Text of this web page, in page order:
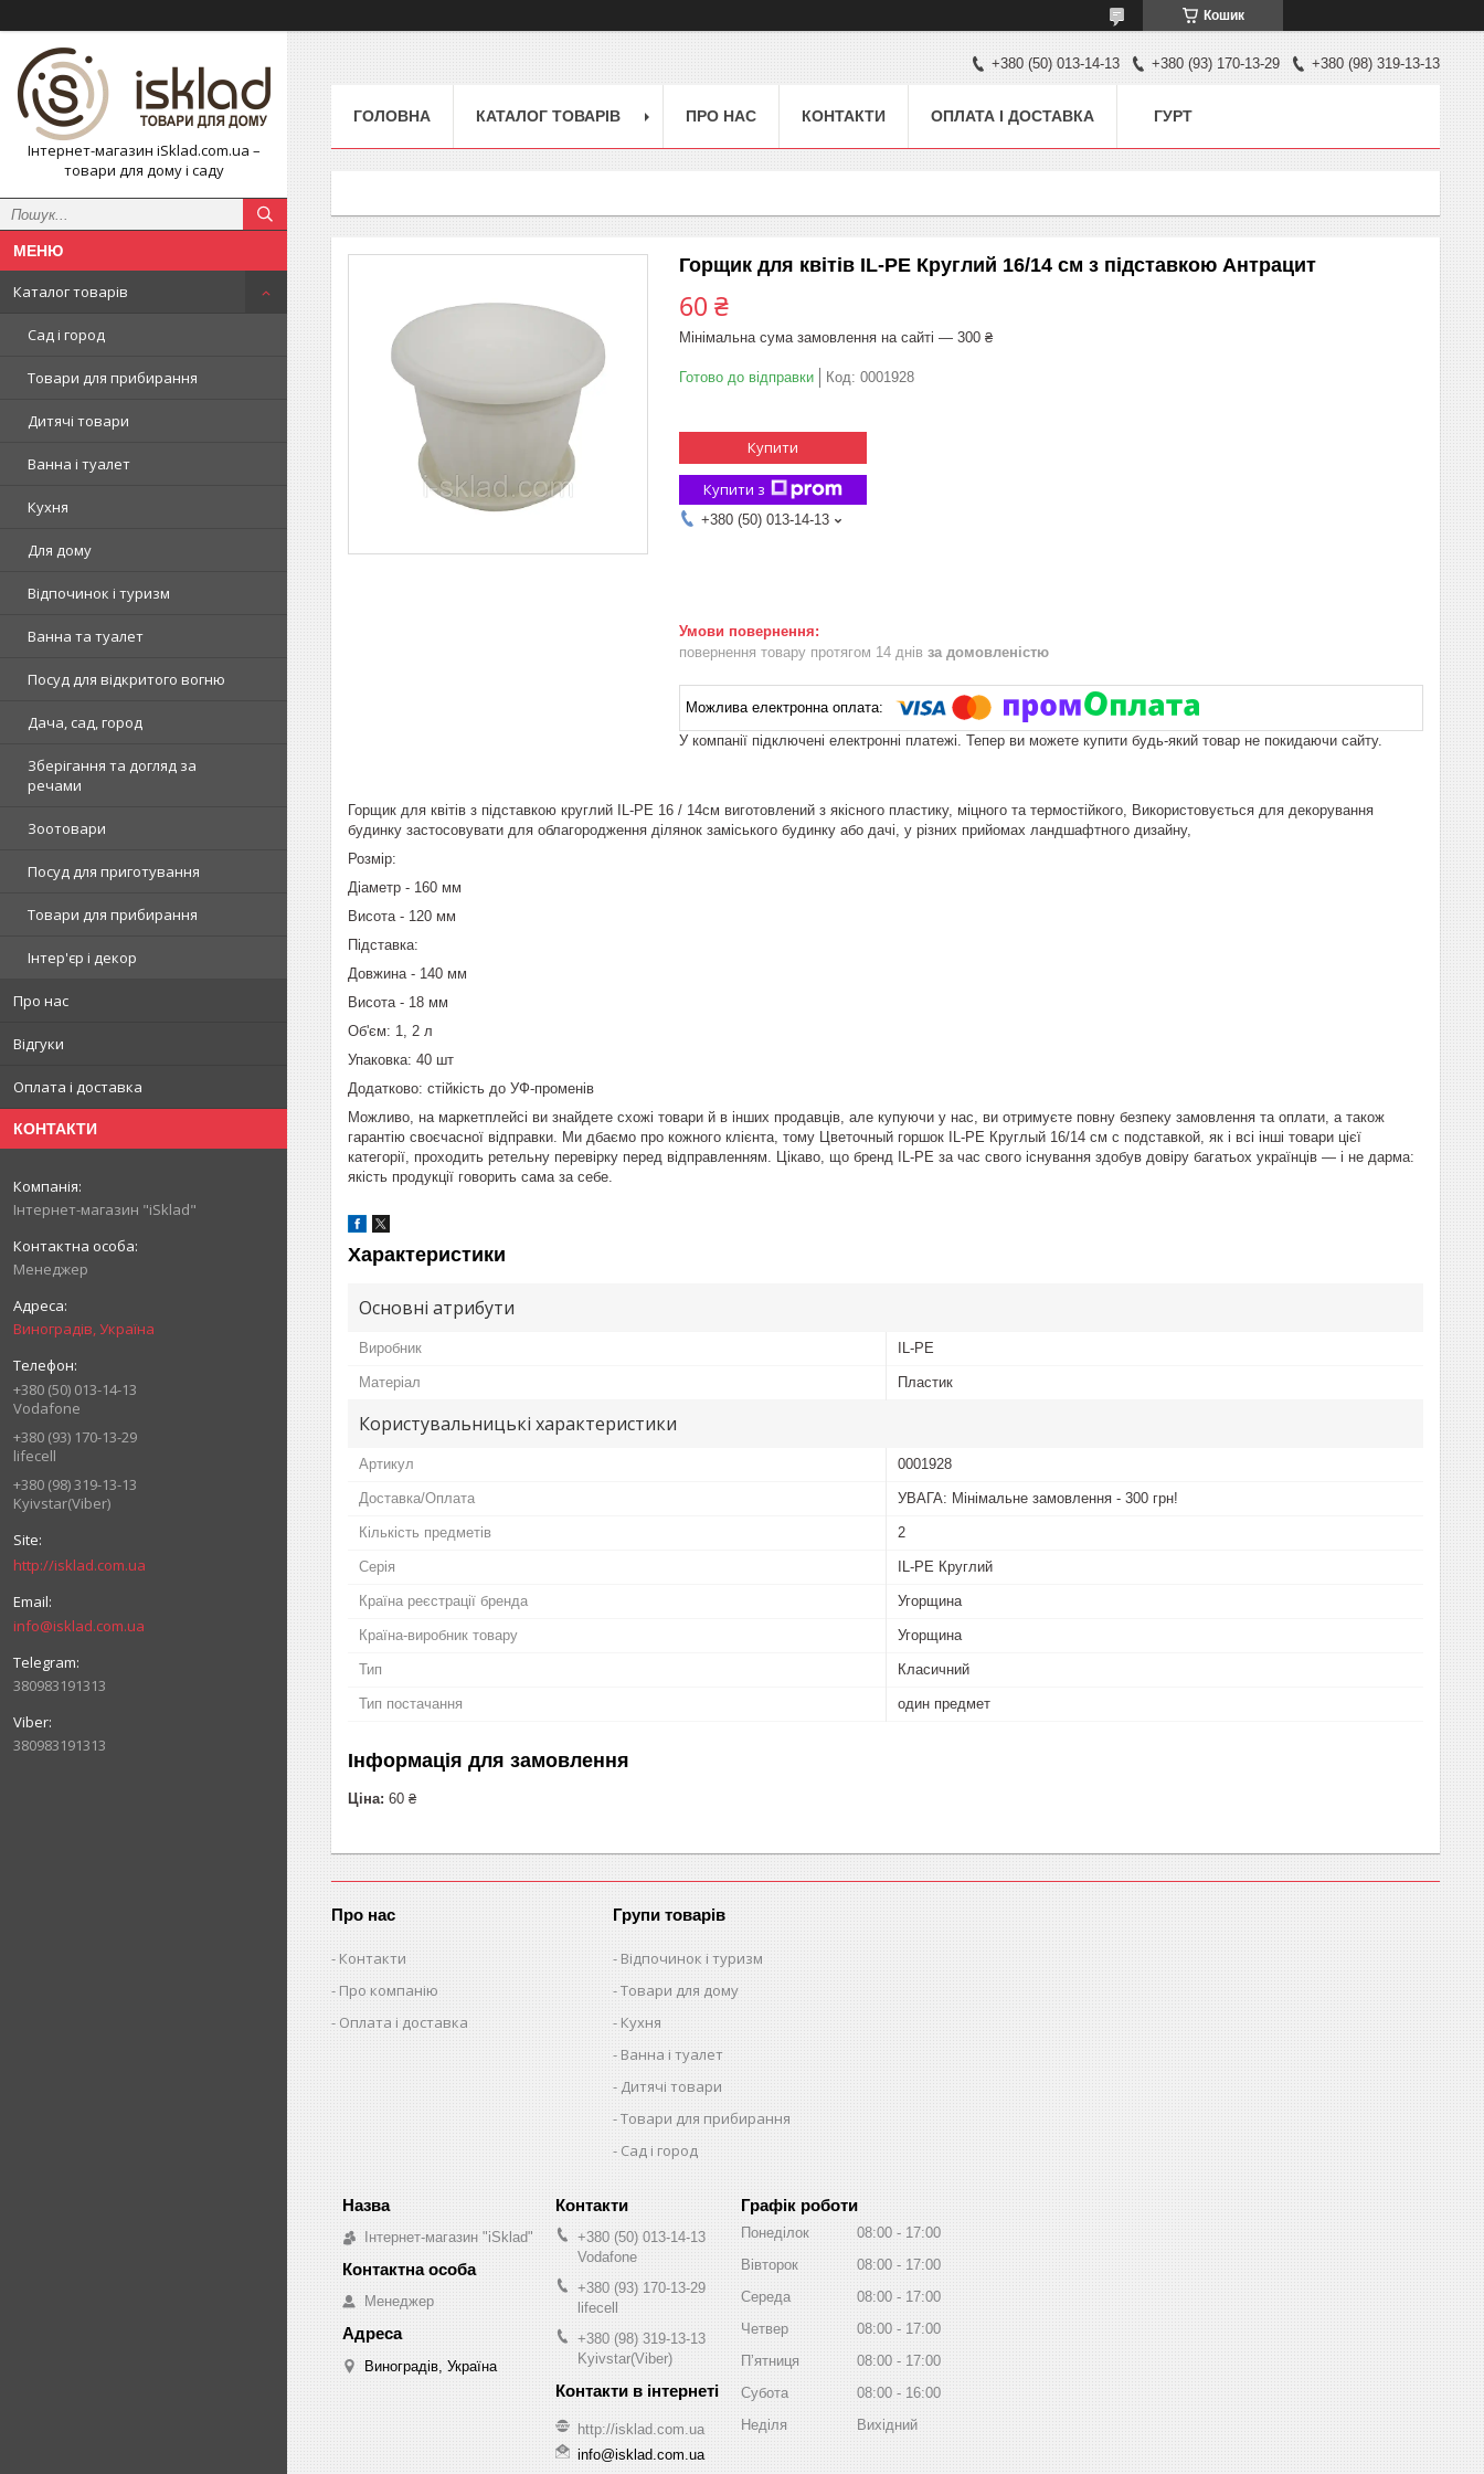
Кошик
Інтернет-магазин iSklad.com.ua –
товари для дому і саду
Каталог товарів
Сад і город
Товари для прибирання
Дитячі товари
Ванна і туалет
Кухня
Для дому
Відпочинок і туризм
Ванна та туалет
Посуд для відкритого вогню
Дача, сад, город
Зберігання та догляд за
речами
Зоотовари
Посуд для приготування
Товари для прибирання
Інтер'єр і декор
Про нас
Відгуки
Оплата і доставка
КОНТАКТИ
Інтернет-магазин "iSklad"
Менеджер
Виноградів, Україна
+380 (50) 013-14-13
Vodafone
+380 (93) 170-13-29
lifecell
+380 (98) 319-13-13
Kyivstar(Viber)
http://isklad.com.ua
info@isklad.com.ua
380983191313
380983191313
+380 (50) 013-14-13 +380 (93) 170-13-29 +380 (98) 319-13-13
ГОЛОВНА КАТАЛОГ ТОВАРІВ ПРО НАС КОНТАКТИ ОПЛАТА І ДОСТАВКА ГУРТ
Горщик для квітів IL-PE Круглий 16/14 см з підставкою Антрацит
60 ₴
Мінімальна сума замовлення на сайті — 300 ₴
Готово до відправки Код: 0001928
Купити
Купити з
+380 (50) 013-14-13
повернення товару протягом 14 днів за домовленістю
У компанії підключені електронні платежі. Тепер ви можете купити будь-який товар не покидаючи сайту.
Горщик для квітів з підставкою круглий IL-PE 16 / 14см виготовлений з якісного пластику, міцного та термостійкого, Використовується для декорування
будинку застосовувати для облагородження ділянок заміського будинку або дачі, у різних прийомах ландшафтного дизайну,
Розмір:
Діаметр - 160 мм
Висота - 120 мм
Підставка:
Довжина - 140 мм
Висота - 18 мм
Об'єм: 1, 2 л
Упаковка: 40 шт
Додатково: стійкість до УФ-променів
Можливо, на маркетплейсі ви знайдете схожі товари й в інших продавців, але купуючи у нас, ви отримуєте повну безпеку замовлення та оплати, а також
гарантію своєчасної відправки. Ми дбаємо про кожного клієнта, тому Цветочный горшок IL-PE Круглый 16/14 см с подставкой, як і всі інші товари цієї
категорії, проходить ретельну перевірку перед відправленням. Цікаво, що бренд IL-PE за час свого існування здобув довіру багатьох українців — і не дарма:
якість продукції говорить сама за себе.
Характеристики
Основні атрибути
Виробник IL-PE
Матеріал Пластик
Користувальницькі характеристики
Артикул 0001928
Доставка/Оплата УВАГА: Мінімальне замовлення - 300 грн!
Кількість предметів 2
Серія IL-PE Круглий
Країна реєстрації бренда Угорщина
Країна-виробник товару Угорщина
Тип Класичний
Тип постачання один предмет
Інформація для замовлення
Ціна: 60 ₴
Про нас
Контакти
Про компанію
Оплата і доставка
Групи товарів
Відпочинок і туризм
Товари для дому
Кухня
Ванна і туалет
Дитячі товари
Товари для прибирання
Сад і город
Інтернет-магазин "iSklad"
Менеджер
Виноградів, Україна
+380 (50) 013-14-13
Vodafone
+380 (93) 170-13-29
lifecell
+380 (98) 319-13-13
Kyivstar(Viber)
http://isklad.com.ua
info@isklad.com.ua
Графік роботи
Понеділок 08:00
17:00
Вівторок
08:00
17:00
Середа
08:00
17:00
Четвер
08:00
17:00
Пʼятниця
08:00
17:00
Субота
08:00
16:00
Неділя
Вихідний